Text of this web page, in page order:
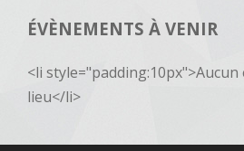
ÉVÈNEMENTS À VENIR
<li
lieu</li>